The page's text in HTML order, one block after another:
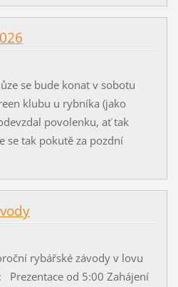
se bude konat v sobotu
klubu u rybníka (jako
povolenku, ať tak
se tak pokutě za pozdní
rybářské závody v lovu
od 5:00 Zahájení